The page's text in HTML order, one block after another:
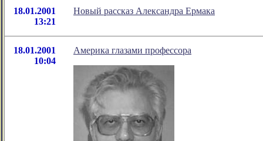
18.01.2001
13:21
Новый рассказ Александра Ермака
18.01.2001
10:04
Америка глазами профессора